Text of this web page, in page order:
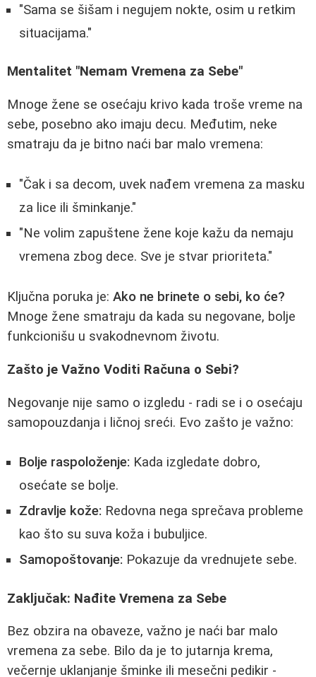
"Sama se šišam i negujem nokte, osim u retkim
situacijama."
Mentalitet "Nemam Vremena za Sebe"
Mnoge žene se osećaju krivo kada troše vreme na
sebe, posebno ako imaju decu. Međutim, neke
smatraju da je bitno naći bar malo vremena:
"Čak i sa decom, uvek nađem vremena za masku
za lice ili šminkanje."
"Ne volim zapuštene žene koje kažu da nemaju
vremena zbog dece. Sve je stvar prioriteta."
Ključna poruka je: Ako ne brinete o sebi, ko će?
Mnoge žene smatraju da kada su negovane, bolje
funkcionišu u svakodnevnom životu.
Zašto je Važno Voditi Računa o Sebi?
Negovanje nije samo o izgledu - radi se i o osećaju
samopouzdanja i ličnoj sreći. Evo zašto je važno:
Bolje raspoloženje: Kada izgledate dobro,
osećate se bolje.
Zdravlje kože: Redovna nega sprečava probleme
kao što su suva koža i bubuljice.
Samopoštovanje: Pokazuje da vrednujete sebe.
Zaključak: Nađite Vremena za Sebe
Bez obzira na obaveze, važno je naći bar malo
vremena za sebe. Bilo da je to jutarnja krema,
večernje uklanjanje šminke ili mesečni pedikir -